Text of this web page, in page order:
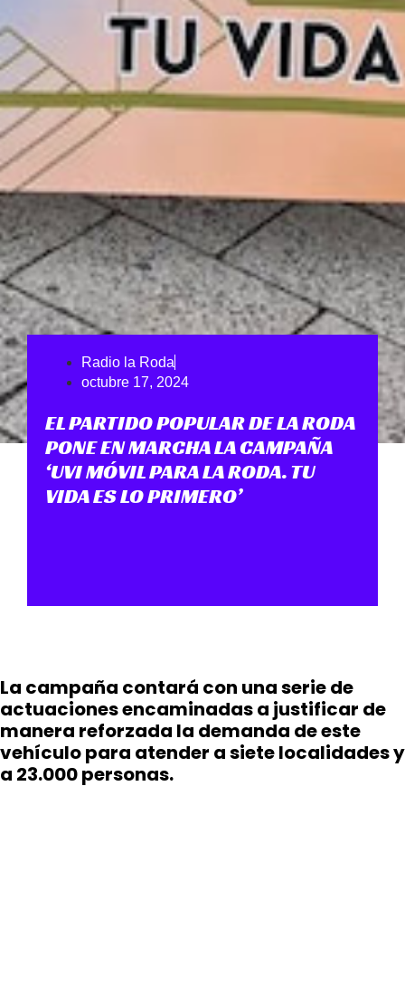
Radio la Roda
octubre 17, 2024
EL PARTIDO POPULAR DE LA RODA
PONE EN MARCHA LA CAMPAÑA
‘UVI MÓVIL PARA LA RODA. TU
VIDA ES LO PRIMERO’
La campaña contará con una serie de
actuaciones encaminadas a justificar de
manera reforzada la demanda de este
vehículo para atender a siete localidades y
a 23.000 personas.